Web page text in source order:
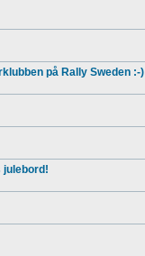
på Rally Sweden :-)
julebord!